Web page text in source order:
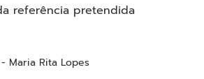
referência pretendida
Maria Rita Lopes